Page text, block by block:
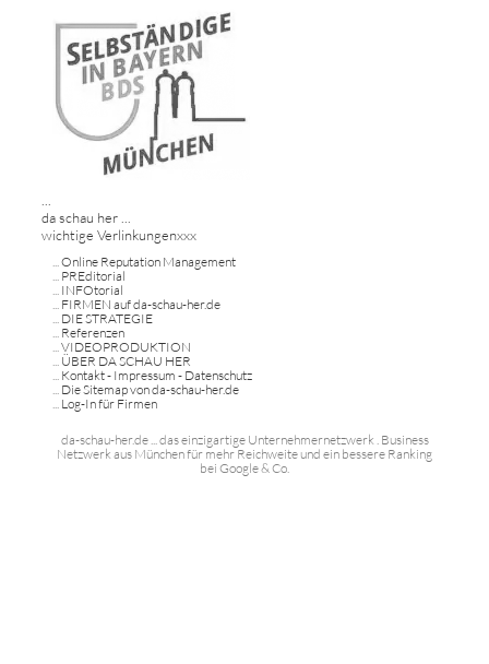
da schau her ...
wichtige Verlinkungenxxx
Online Reputation Management
PREditorial
INFOtorial
FIRMEN auf da-schau-her.de
DIE STRATEGIE
Referenzen
VIDEOPRODUKTION
ÜBER DA SCHAU HER
Kontakt - Impressum - Datenschutz
Die Sitemap von da-schau-her.de
Log-In für Firmen
da-schau-her.de ... das einzigartige Unternehmernetzwerk . Business
Netzwerk aus München für mehr Reichweite und ein bessere Ranking
bei Google & Co.